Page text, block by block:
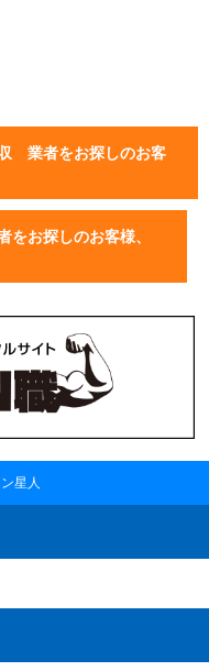
業者をお探しのお客
お探しのお客様、
星人